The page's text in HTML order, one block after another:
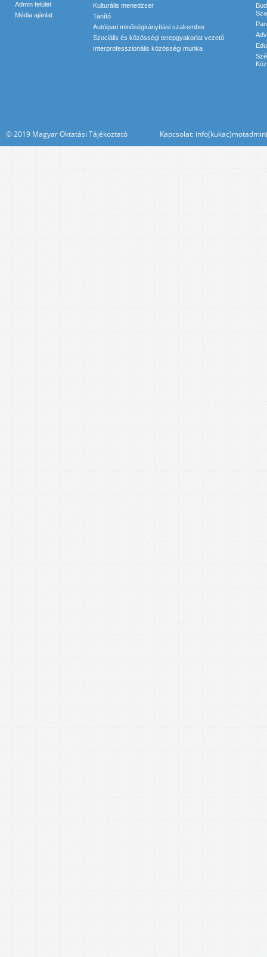
Admin felület
Média ajánlat
Kulturális menedzser
Tanító
Autóipari minőségirányítási szakember
Szociális és közösségi terepgyakorlat vezető
Interprofesszionális közösségi munka
© 2019 Magyar Oktatási Tájékoztató Kapcsolat: